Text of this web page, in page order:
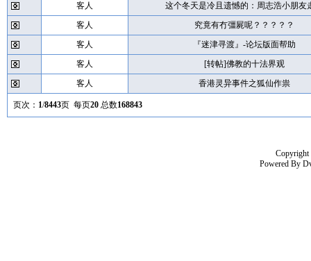
客人
这个冬天是冷且遗憾的：周志浩小朋友
客人
究竟有冇彊屍呢？？？？？
客人
『迷津寻渡』-论坛版面帮助
客人
[转帖]佛教的十法界观
客人
香港灵异事件之狐仙作祟
页次： 1/8443页 每页20 总数168843
Powered By